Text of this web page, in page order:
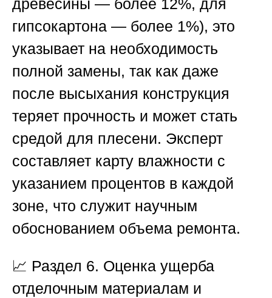
древесины — более 12%, для
гипсокартона — более 1%), это
указывает на необходимость
полной замены, так как даже
после высыхания конструкция
теряет прочность и может стать
средой для плесени. Эксперт
составляет карту влажности с
указанием процентов в каждой
зоне, что служит научным
обоснованием объема ремонта.
📈 Раздел 6. Оценка ущерба
отделочным материалам и